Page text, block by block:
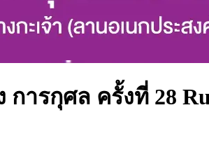
การกุศล ครั้งที่ 28